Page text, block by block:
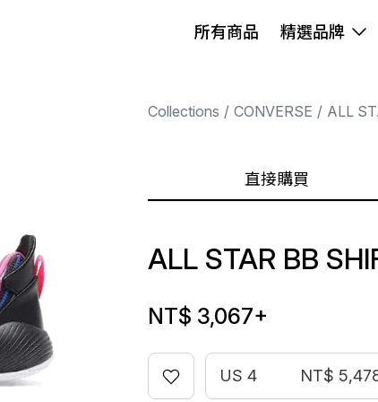
所有商品 精選品牌
Collections CONVERSE ALL
直接購買
ALL STAR BB
NT$ 3,067+
US 4 NT$